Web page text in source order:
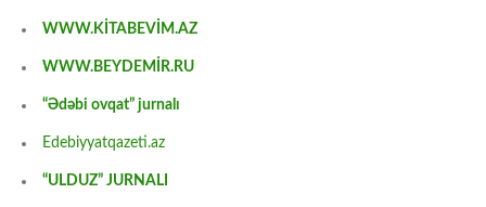
WWW.KİTABEVİM.AZ
WWW.BEYDEMİR.RU
“Ədəbi ovqat” jurnalı
Edebiyyatqazeti.az
“ULDUZ” JURNALI